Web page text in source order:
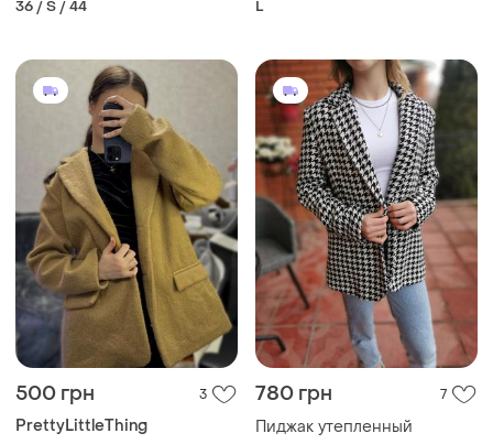
36 / S / 44 L
500 грн 3
PrettyLittleThing
780 грн 7
Пиджак утепленный